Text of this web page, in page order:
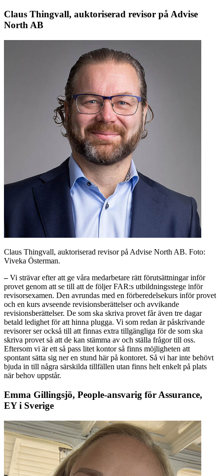
Claus Thingvall, auktoriserad revisor på Advise
North AB
Claus Thingvall, auktoriserad revisor på Advise North AB. Foto:
Viveka Österman.
–Vi strävar efter att ge våra medarbetare rätt förutsättningar inför
provet genom att se till att de följer FAR:s utbildningsstege inför
revisorsexamen. Den avrundas med en förberedelsekurs inför provet
och en kurs avseende revisionsberättelser och avvikande
revisionsberättelser. De som ska skriva provet får även tre dagar
betald ledighet för att hinna plugga. Vi som redan är påskrivande
revisorer ser också till att finnas extra tillgängliga för de som ska
skriva provet så att de kan stämma av och ställa frågor till oss.
Eftersom vi är ett så pass litet kontor så finns möjligheten att
spontant sätta sig ner en stund här på kontoret. Så vi har inte behövt
bjuda in till några särskilda tillfällen utan finns helt enkelt på plats
när behov uppstår.
Emma Gillingsjö, People-ansvarig för Assurance,
EY i Sverige